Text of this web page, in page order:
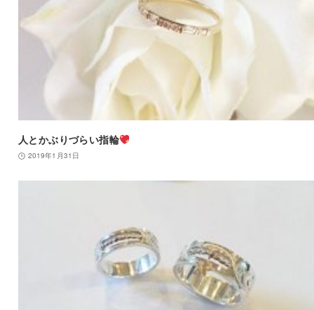
人とかぶりづらい指輪
2019年1月31日